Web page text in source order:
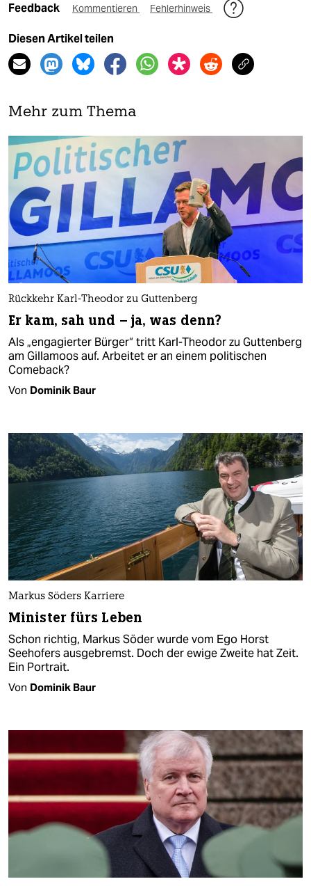
Feedback Kommentieren Fehlerhinweis
Diesen Artikel teilen
Mehr zum Thema
Rückkehr Karl-Theodor zu Guttenberg
Er kam, sah und – ja, was denn?
Als „engagierter Bürger“ tritt Karl-Theodor zu Guttenberg
am Gillamoos auf. Arbeitet er an einem politischen
Comeback?
Von Dominik Baur
Markus Söders Karriere
Minister fürs Leben
Schon richtig, Markus Söder wurde vom Ego Horst
Seehofers ausgebremst. Doch der ewige Zweite hat Zeit.
Ein Portrait.
Von Dominik Baur